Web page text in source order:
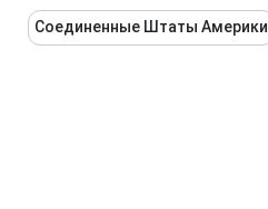
Соединенные Штаты Америки